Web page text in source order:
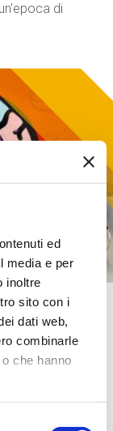
ed
media e per
inoltre
sito con i
dati web,
combinarle
che hanno
di
cercando di